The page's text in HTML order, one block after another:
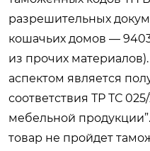
разрешительных
кошачьих домов —
из прочих
аспектом является
соответствия ТР ТС
мебельной
товар не пройдет